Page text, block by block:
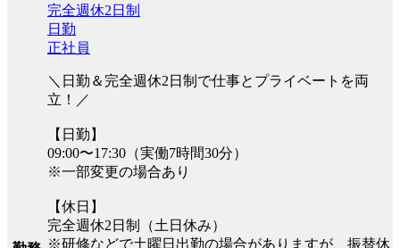
完全週休2日制
日勤
正社員
＼日勤＆完全週休2日制で仕事とプライベートを両
立！／
【日勤】
09:00〜17:30（実働7時間30分）
※一部変更の場合あり
【休日】
完全週休2日制（土日休み）
※研修などで土曜日出勤の場合がありますが、振替休